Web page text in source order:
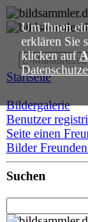
Um Ihnen
erklären Sie
klicken auf
Login
Startseite
Bildergalerie
Benutzer
Seite einen
Bilder
Suchen